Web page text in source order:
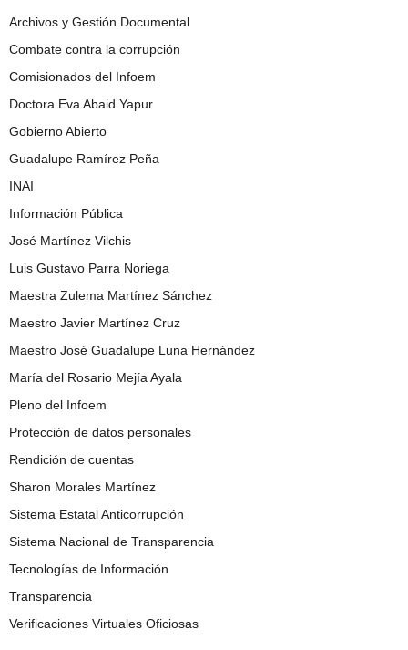
Archivos y Gestión Documental
Combate contra la corrupción
Comisionados del Infoem
Doctora Eva Abaid Yapur
Gobierno Abierto
Guadalupe Ramírez Peña
INAI
Información Pública
José Martínez Vilchis
Luis Gustavo Parra Noriega
Maestra Zulema Martínez Sánchez
Maestro Javier Martínez Cruz
Maestro José Guadalupe Luna Hernández
María del Rosario Mejía Ayala
Pleno del Infoem
Protección de datos personales
Rendición de cuentas
Sharon Morales Martínez
Sistema Estatal Anticorrupción
Sistema Nacional de Transparencia
Tecnologías de Información
Transparencia
Verificaciones Virtuales Oficiosas